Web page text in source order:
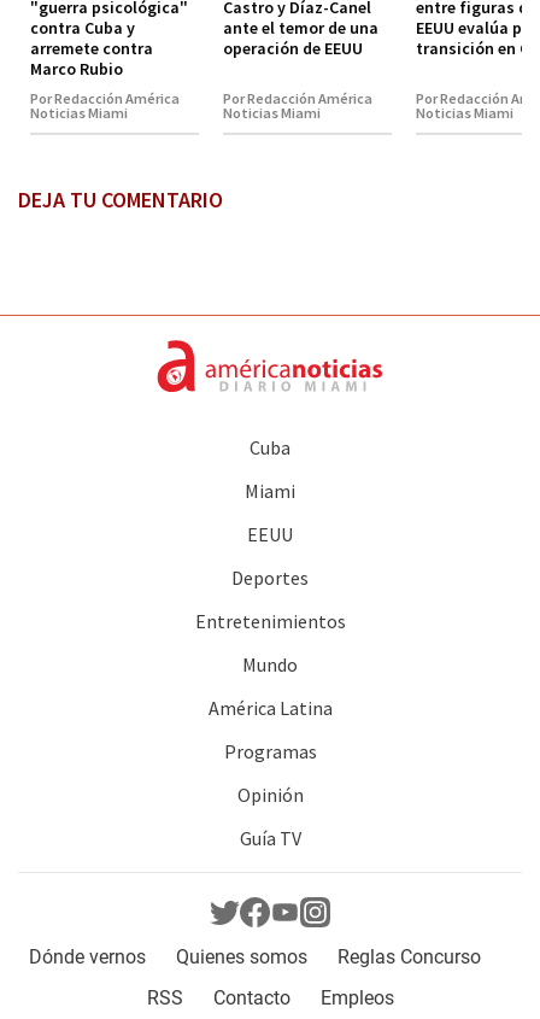
"guerra psicológica"
contra Cuba y
arremete contra
Marco Rubio
Por Redacción América
Noticias Miami
Castro y Díaz-Canel
ante el temor de una
operación de EEUU
Por Redacción América
Noticias Miami
entre figuras
EEUU evalúa
transición en
Por Redacción
Noticias Miami
DEJA TU COMENTARIO
Cuba
Miami
EEUU
Deportes
Entretenimientos
Mundo
América Latina
Programas
Opinión
Guía TV
Dónde vernos Quienes somos
Reglas Concurso
RSS
Contacto Empleos